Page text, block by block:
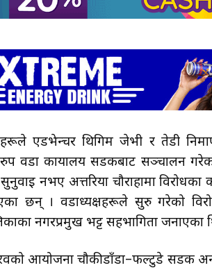
एडभेन्चर थिगिम जेभी र तेडी
वडा कार्यालय सडकबाट सञ्चालन
सुनुवाई नभए अत्तरिया चौराहामा
छन् । वडाध्यक्षहरूले सुरु गरेको
नगरप्रमुख भट्ट सहभागिता जनाएका
आयोजना चौकीडाँडा–फल्टुडे सडक